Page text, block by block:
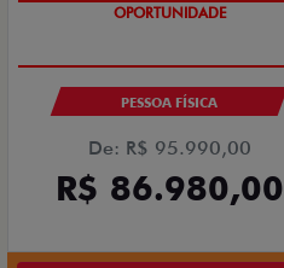
OPORTUNIDADE
PESSOA FÍSICA
De: R$ 95.990,00
R$ 86.980,00